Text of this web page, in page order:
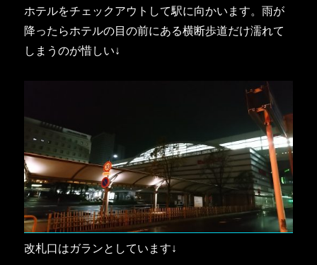
ホテルをチェックアウトして駅に向かいます。雨が
降ったらホテルの目の前にある横断歩道だけ濡れて
しまうのが惜しい↓
改札口はガランとしています↓